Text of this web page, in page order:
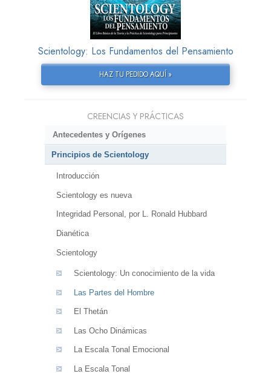
Scientology: Los Fundamentos del Pensamiento
HAZ TU PEDIDO AQUÍ »
CREENCIAS Y PRÁCTICAS
Antecedentes y Orígenes
Principios de Scientology
Introducción
Scientology es nueva
Integridad Personal, por L. Ronald Hubbard
Dianética
Scientology
Scientology: Un conocimiento de la vida
Las Partes del Hombre
El Thetán
Las Ocho Dinámicas
La Escala Tonal Emocional
La Escala Tonal